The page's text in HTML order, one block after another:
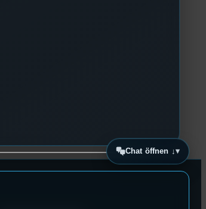
Chat öffnen ↓